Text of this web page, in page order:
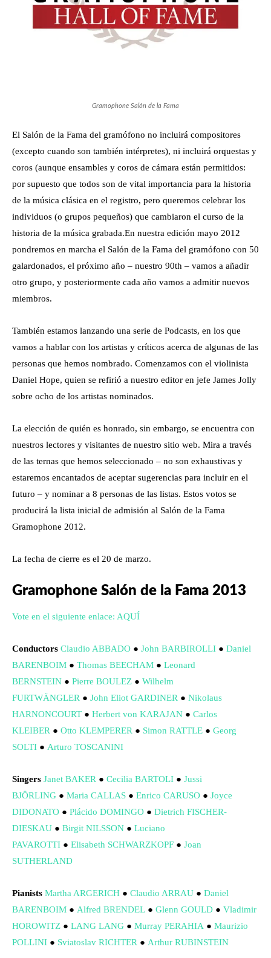
Gramophone Salón de la Fama
El Salón de la Fama del gramófono no incluirá compositores
(excepto cuando son también intérpretes), ni incluirá orquestas y
coros (aunque ensambles y coros de cámara están permitidos:
por supuesto que todos son de vital importancia para la historia
de la música clásica en el registro, pero queremos celebrar los
individuos (o grupos pequeños) que cambiaron el curso de la
historia de la música grabada.En nuestra edición mayo 2012
pondremos en marcha el Salón de la Fama del gramófono con 50
galardonados, el próximo año – nuestro 90th – vamos a añadir
otro grupo, y posteriormente cada año vamos a admitir nuevos
miembros.
También estamos lanzando una serie de Podcasts, en los que
vamos a hablar con los artistas y críticos acerca de algunas de las
personas que hemos nombrado. Comenzamos con el violinista
Daniel Hope, quien se refirió a nuestro editor en jefe James Jolly
sobre ocho de los artistas nominados.
La elección de quién es honrado, sin embargo, se encuentra con
nuestros lectores y visitantes de nuestro sitio web. Mira a través
de las ternas que hemos seleccionado – no son exhaustivas y
estaremos encantados de aceptar sugerencias para incluir en el
futuro – y nominar a 8 personas de las listas. Estos votos se
producirá la lista inicial de admisión al Salón de la Fama
Gramophone 2012.
La fecha de cierre es el 20 de marzo.
Gramophone Salón de la Fama 2013
Vote en el siguiente enlace: AQUÍ
Conductors Claudio ABBADO ● John BARBIROLLI ● Daniel
BARENBOIM ● Thomas BEECHAM ● Leonard
BERNSTEIN ● Pierre BOULEZ ● Wilhelm
FURTWÄNGLER ● John Eliot GARDINER ● Nikolaus
HARNONCOURT ● Herbert von KARAJAN ● Carlos
KLEIBER ● Otto KLEMPERER ● Simon RATTLE ● Georg
SOLTI ● Arturo TOSCANINI
Singers Janet BAKER ● Cecilia BARTOLI ● Jussi
BJÖRLING ● Maria CALLAS ● Enrico CARUSO ● Joyce
DIDONATO ● Plácido DOMINGO ● Dietrich FISCHER-
DIESKAU ● Birgit NILSSON ● Luciano
PAVAROTTI ● Elisabeth SCHWARZKOPF ● Joan
SUTHERLAND
Pianists Martha ARGERICH ● Claudio ARRAU ● Daniel
BARENBOIM ● Alfred BRENDEL ● Glenn GOULD ● Vladimir
HOROWITZ ● LANG LANG ● Murray PERAHIA ● Maurizio
POLLINI ● Sviatoslav RICHTER ● Arthur RUBINSTEIN